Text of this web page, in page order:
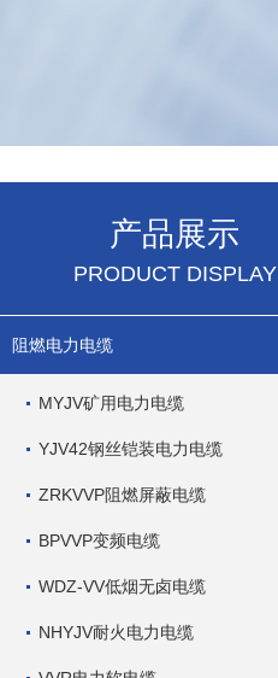
产品展示
PRODUCT DISPLAY
阻燃电力电缆
MYJV矿用电力电缆
YJV42钢丝铠装电力电缆
ZRKVVP阻燃屏蔽电缆
BPVVP变频电缆
WDZ-VV低烟无卤电缆
NHYJV耐火电力电缆